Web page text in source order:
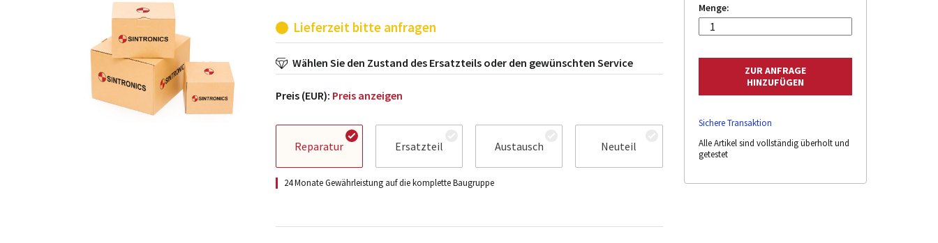
Lieferzeit bitte anfragen
Wählen Sie den Zustand des Ersatzteils oder den gewünschten Service
Preis (EUR): Preis anzeigen
Reparatur Ersatzteil Austausch Neuteil
24 Monate Gewährleistung auf die komplette Baugruppe
Menge:
Sichere Transaktion
Alle Artikel sind vollständig überholt und
getestet